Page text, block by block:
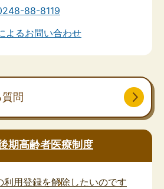
88-8119
よるお問い合わせ
問
期高齢者医療制度
利用登録を解除したいのです